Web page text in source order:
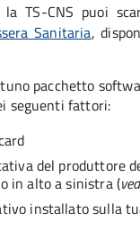
TS-CNS puoi
Sanitaria,
pacchetto
seguenti fattori:
del produttore
in alto a sinistra (
installato sulla